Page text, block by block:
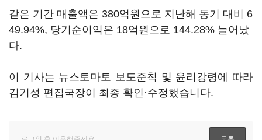
같은 기간 매출액은 380억원으로 지난해 동기 대비 6
49.94%, 당기순이익은 18억원으로 144.28% 늘어났
다.
이 기사는 뉴스토마토 보도준칙 및 윤리강령에 따라
김기성 편집국장이 최종 확인·수정했습니다.